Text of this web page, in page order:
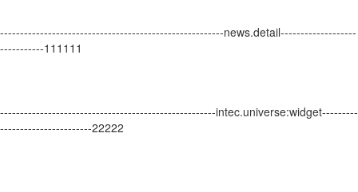
--------------------------------------------------------news.detail-------------------
-----------111111
------------------------------------------------------intec.universe:widget---------
-----------------------22222